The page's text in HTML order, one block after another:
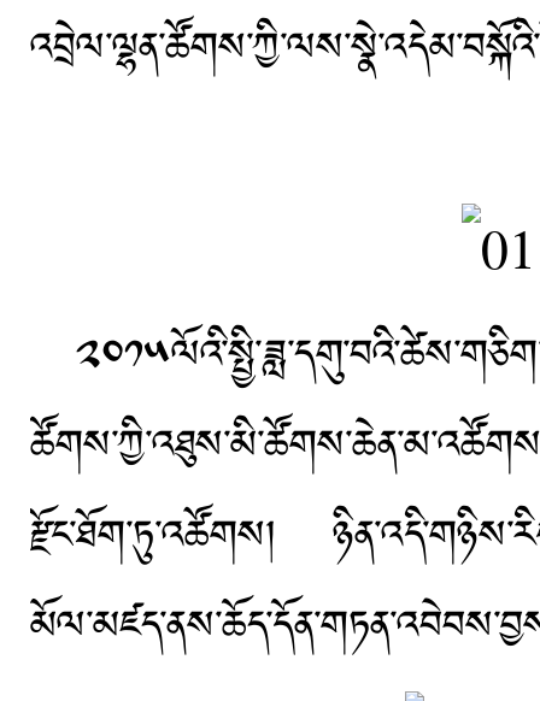
རྫོང་ཐོག་ཏུ་འཚོགས།